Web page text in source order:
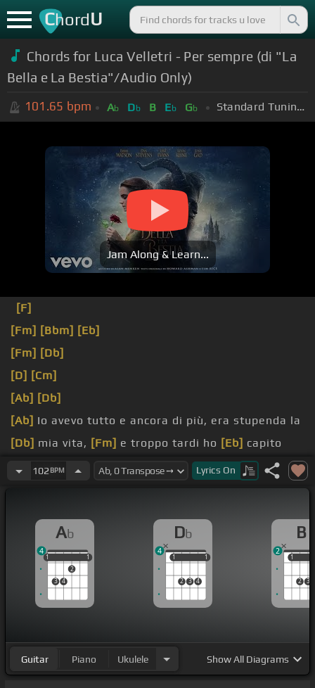
ChordU
Chords for Luca Velletri - Per sempre (di "La
Bella e La Bestia"/Audio Only)
101.65 bpm Ab Db B Eb Gb Standard Tuning (EADGBE)
Jam Along & Learn...
[F]
[Fm] [Bbm] [Eb]
[Fm] [Db]
[D] [Cm]
[Ab] [Db]
[Ab] Io avevo tutto e ancora di più, era stupenda la
[Db] mia vita, [Fm] e troppo tardi ho [Eb] capito
persa tra[Eb]le dita.
lei sembra stare ancora qua.
102 BPM Lyrics On
Ab
1
3 4
2
1
1 1
4
Db
1
2 3 4
1
1 1
4
B
1
2 3
1
2
Guitar Piano Ukulele ShowAll Diagrams